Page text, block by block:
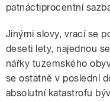
patnáctiprocentní
Jinými slovy, vrací se
deseti lety, najednou
nářky tuzemského
se ostatně v poslední
absolutní katastrofu